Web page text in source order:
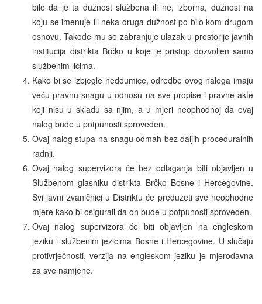
bilo da je ta dužnost službena ili ne, izborna, dužnost na
koju se imenuje ili neka druga dužnost po bilo kom drugom
osnovu. Takođe mu se zabranjuje ulazak u prostorije javnih
institucija distrikta Brčko u koje je pristup dozvoljen samo
službenim licima.
Kako bi se izbjegle nedoumice, odredbe ovog naloga imaju
veću pravnu snagu u odnosu na sve propise i pravne akte
koji nisu u skladu sa njim, a u mjeri neophodnoj da ovaj
nalog bude u potpunosti sproveden.
Ovaj nalog stupa na snagu odmah bez daljih proceduralnih
radnji.
Ovaj nalog supervizora će bez odlaganja biti objavljen u
Službenom glasniku distrikta Brčko Bosne i Hercegovine.
Svi javni zvaničnici u Distriktu će preduzeti sve neophodne
mjere kako bi osigurali da on bude u potpunosti sproveden.
Ovaj nalog supervizora će biti objavljen na engleskom
jeziku i službenim jezicima Bosne i Hercegovine. U slučaju
protivrječnosti, verzija na engleskom jeziku je mjerodavna
za sve namjene.